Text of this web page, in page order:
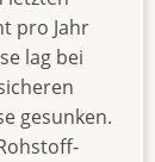
pro Jahr
lag bei
gesunken.